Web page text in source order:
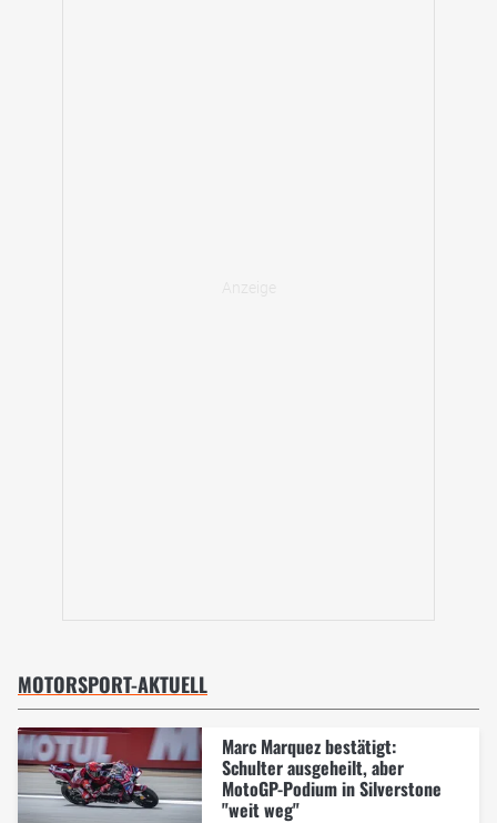
MOTORSPORT-AKTUELL
Marc Marquez bestätigt:
Schulter ausgeheilt, aber
MotoGP-Podium in Silverstone
"weit weg"